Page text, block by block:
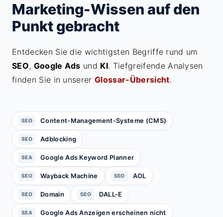
Marketing-Wissen auf den
Punkt gebracht
Entdecken Sie die wichtigsten Begriffe rund um
SEO, Google Ads und KI. Tiefgreifende Analysen
finden Sie in unsererGlossar-Übersicht.
SEO Content-Management-Systeme (CMS)
SEO Adblocking
SEA Google Ads Keyword Planner
SEO Wayback Machine SEO AOL
SEO Domain SEO DALL-E
SEA Google Ads Anzeigen erscheinen nicht